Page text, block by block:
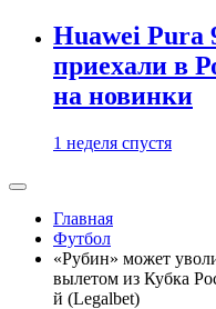
Huawei Pura
приехали в
на новинки
1 неделя спустя
Главная
Футбол
«Рубин» может
вылетом из Кубка
й (Legalbet)